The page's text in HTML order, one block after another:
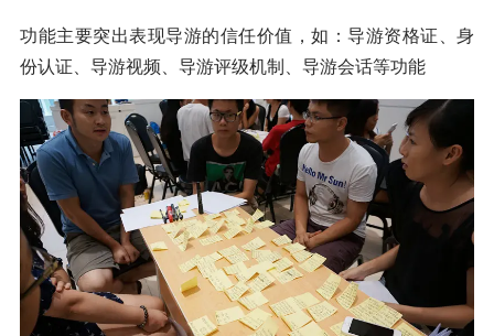
功能主要突出表现导游的信任价值，如：导游资格证、身
份认证、导游视频、导游评级机制、导游会话等功能